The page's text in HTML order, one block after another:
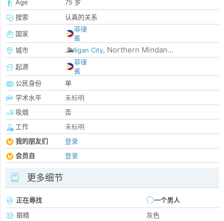
Age
75 岁
搜索
认真的关系
国家
菲律
賓
城市
Iligan City, Northern Mindan...
起源
菲律
賓
公民身份
单
学术水平
未标明
吸烟
否
工作
未标明
我的朋友们
登录
会员自
登录
更多细节
正在尋找
一个男人
眼睛
灰色